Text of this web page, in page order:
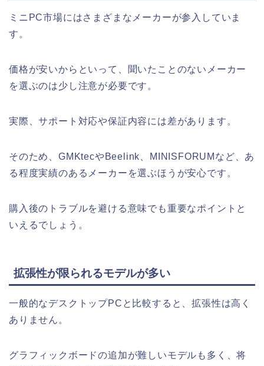
ミニPC市場にはさまざまなメーカーが参入していま
す。
価格が安いからといって、聞いたことのないメーカー
を選ぶのは少し注意が必要です。
実際、サポート対応や保証内容には差があります。
そのため、GMKtecやBeelink、MINISFORUMなど、あ
る程度実績のあるメーカーを選ぶほうが安心です。
購入後のトラブルを避ける意味でも重要なポイントと
いえるでしょう。
拡張性が限られるモデルが多い
一般的なデスクトップPCと比較すると、拡張性は高く
ありません。
グラフィックボードの追加が難しいモデルも多く、将